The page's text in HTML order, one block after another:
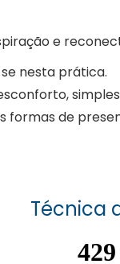
e
nesta prática.
formas de
Técnica